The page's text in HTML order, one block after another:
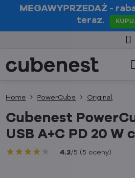
MEGAWYPRZEDAŻ -
teraz.
Home PowerCube Original
Cubenest
USB A+C PD 20 W
★★★★★
★★★★★
★★★★★ 4.2/5 (5 oceny)